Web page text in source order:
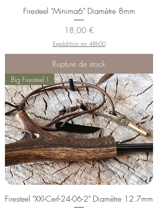
Firesteel "Minima6" Diamètre 8mm
Prix
18,00 €
Expédition en 48h00
Rupture de stock
Big Firesteel !
Firesteel "XXl-Cerf-24-06-2" Diamètre 12.7mm